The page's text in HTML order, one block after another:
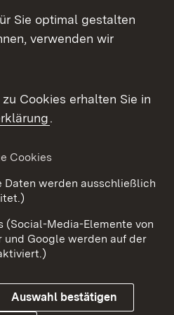
Kontakt
Datenschutz
Sie optimal gestalten
verwenden wir
Cookies erhalten Sie in
.
Cookies
Daten werden ausschließlich
(Social-Media-Elemente von
und Google werden auf der
Auswahl bestätigen